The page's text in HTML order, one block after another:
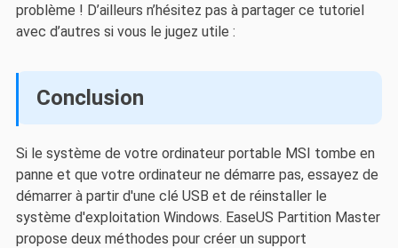
problème ! D’ailleurs n’hésitez pas à partager ce tutoriel
avec d’autres si vous le jugez utile :
Conclusion
Si le système de votre ordinateur portable MSI tombe en
panne et que votre ordinateur ne démarre pas, essayez de
démarrer à partir d'une clé USB et de réinstaller le
système d'exploitation Windows. EaseUS Partition Master
propose deux méthodes pour créer un support